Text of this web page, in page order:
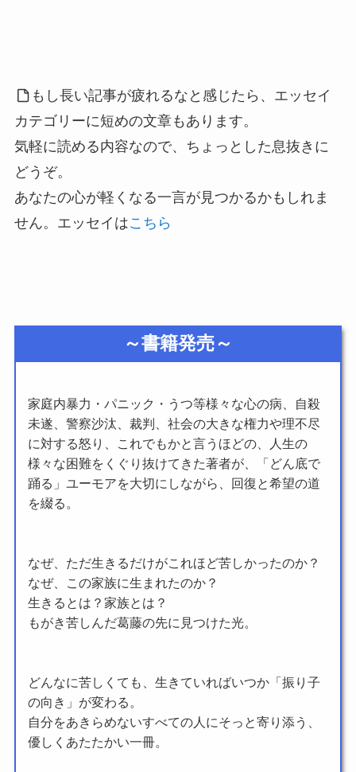
もし長い記事が疲れるなと感じたら、エッセイ
カテゴリーに短めの文章もあります。
気軽に読める内容なので、ちょっとした息抜きに
どうぞ。
あなたの心が軽くなる一言が見つかるかもしれま
せん。エッセイはこちら
～書籍発売～
家庭内暴力・パニック・うつ等様々な心の病、自殺
未遂、警察沙汰、裁判、社会の大きな権力や理不尽
に対する怒り、これでもかと言うほどの、人生の
様々な困難をくぐり抜けてきた著者が、「どん底で
踊る」ユーモアを大切にしながら、回復と希望の道
を綴る。
なぜ、ただ生きるだけがこれほど苦しかったのか？
なぜ、この家族に生まれたのか？
生きるとは？家族とは？
もがき苦しんだ葛藤の先に見つけた光。
どんなに苦しくても、生きていればいつか「振り子
の向き」が変わる。
自分をあきらめないすべての人にそっと寄り添う、
優しくあたたかい一冊。